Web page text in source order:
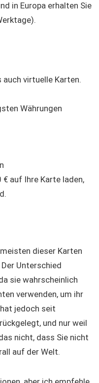
in Europa erhalten Sie
virtuelle Karten.
Währungen
€ auf Ihre Karte laden,
dieser Karten
Unterschied
sie wahrscheinlich
verwenden, um ihr
jedoch seit
und nur weil
nicht, dass Sie nicht
auf der Welt.